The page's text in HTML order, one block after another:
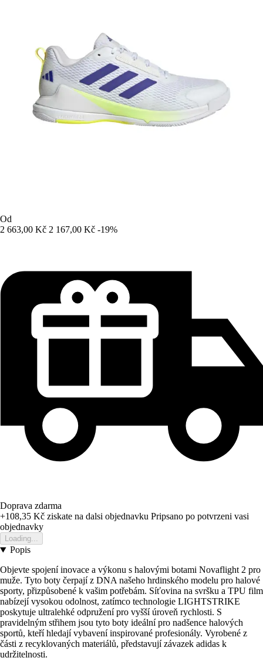
Od
2 663,00 Kč 2 167,00 Kč -19%
Doprava zdarma
+108,35 Kč ziskate na dalsi objednavku Pripsano po potvrzeni vasi
objednavky
Loading...
Popis
Objevte spojení inovace a výkonu s halovými botami Novaflight 2 pro
muže. Tyto boty čerpají z DNA našeho hrdinského modelu pro halové
sporty, přizpůsobené k vašim potřebám. Síťovina na svršku a TPU film
nabízejí vysokou odolnost, zatímco technologie LIGHTSTRIKE
poskytuje ultralehké odpružení pro vyšší úroveň rychlosti. S
pravidelným střihem jsou tyto boty ideální pro nadšence halových
sportů, kteří hledají vybavení inspirované profesionály. Vyrobené z
části z recyklovaných materiálů, představují závazek adidas k
udržitelnosti.